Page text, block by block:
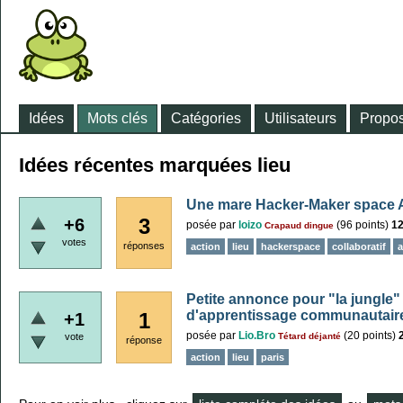
Idées Mots clés Catégories Utilisateurs
Idées récentes marquées lieu
+6
votes
3
réponses
Une mare Hacker-Maker space
posée par loizo Crapaud dingue (96 points)
action lieu hackerspace collaboratif
+1
vote
1
réponse
Petite annonce pour "la
d'apprentissage
posée par Lio.Bro Tétard déjanté (20 points)
action lieu paris